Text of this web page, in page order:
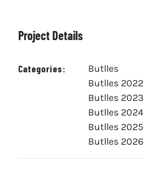
Project Details
Categories:
Butlles
Butlles 2022
Butlles 2023
Butlles 2024
Butlles 2025
Butlles 2026